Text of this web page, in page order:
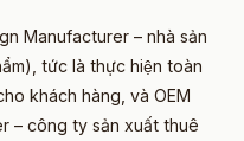
Manufacturer – nhà sản
tức là thực hiện toàn
khách hàng, và OEM
– công ty sản xuất thuê